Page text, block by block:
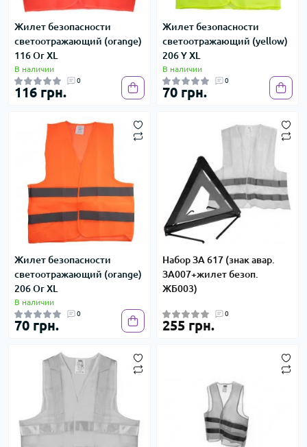
Жилет безопасности
светоотражающий (orange)
116 Or XL
В наличии
0
116 грн.
Жилет безопасности
светоотражающий (yellow)
206 Y XL
В наличии
0
70 грн.
Жилет безопасности
светоотражающий (orange)
206 Or XL
В наличии
0
70 грн.
Набор ЗА 617 (знак авар.
ЗА007+жилет безоп.
ЖБ003)
0
255 грн.